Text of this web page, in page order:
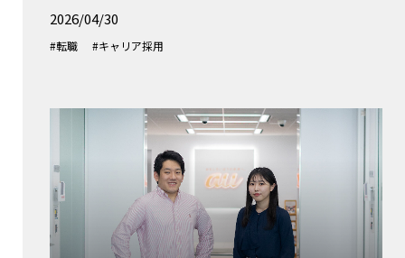
2026/04/30
#転職 #キャリア採用